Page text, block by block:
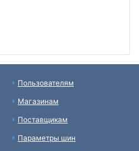
Пользователям
Магазинам
Поставщикам
Параметры шин